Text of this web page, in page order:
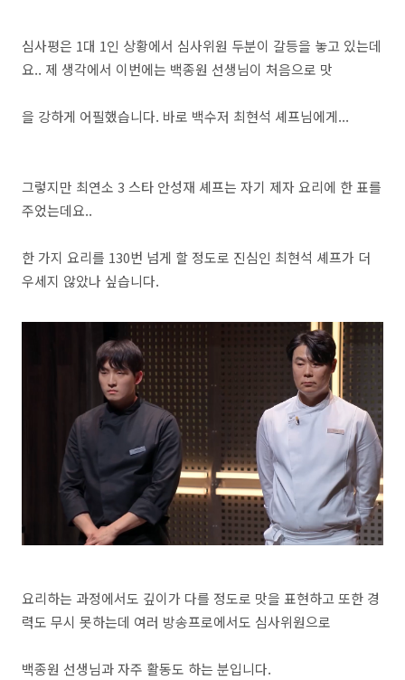
심사평은 1대 1인 상황에서 심사위원 두분이 갈등을 놓고 있는데
요.. 제 생각에서 이번에는 백종원 선생님이 처음으로 맛
을 강하게 어필했습니다. 바로 백수저 최현석 셰프님에게...
그렇지만 최연소 3 스타 안성재 셰프는 자기 제자 요리에 한 표를
주었는데요..
한 가지 요리를 130번 넘게 할 정도로 진심인 최현석 셰프가 더
우세지 않았나 싶습니다.
요리하는 과정에서도 깊이가 다를 정도로 맛을 표현하고 또한 경
력도 무시 못하는데 여러 방송프로에서도 심사위원으로
백종원 선생님과 자주 활동도 하는 분입니다.